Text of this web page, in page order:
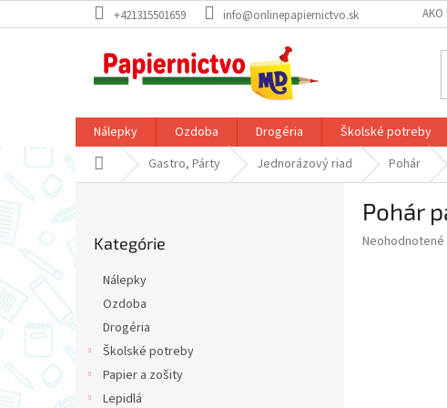
na
+421315501659 info@onlinepapiernictvo.sk AKO
Nálepky Ozdoba Drogéria Školské potreby
Domov Gastro, Párty Jednorázový riad Pohár
o
kategórie
Kategórie
Nálepky
Ozdoba
Drogéria
Školské potreby
Papier a zošity
Lepidlá
Pohár
Priemerné
Neohodnotené